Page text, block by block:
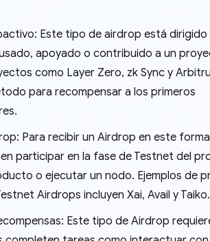
Este tipo de airdrop está dirigido
apoyado o contribuido a un
como Layer Zero, zk Sync y
para recompensar a los primeros
Para recibir un Airdrop en este
participar en la fase de Testnet del
o ejecutar un nodo. Ejemplos de
Airdrops incluyen Xai, Avail y Taiko.
Este tipo de Airdrop